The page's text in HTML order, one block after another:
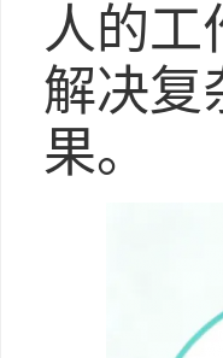
人的工
解决复
果。